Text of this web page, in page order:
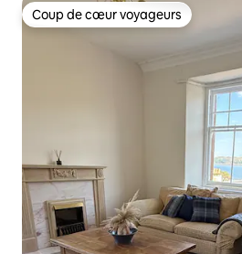
Coup de cœur voyageurs
Coup de cœur voyageurs